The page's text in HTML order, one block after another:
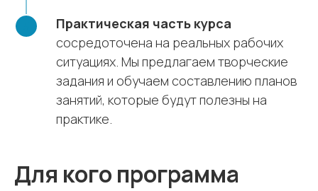
Практическая часть курса
сосредоточена на реальных рабочих
ситуациях. Мы предлагаем творческие
задания и обучаем составлению планов
занятий, которые будут полезны на
практике.
Для кого программа